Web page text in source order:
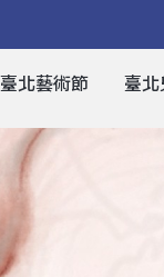
臺北藝術節 臺北